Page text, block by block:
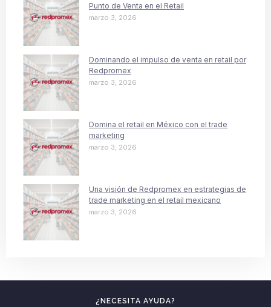
Punto de Venta en el Retail
marzo 3, 2026
Dominando el impulso de venta en retail por
Redpromex
marzo 3, 2026
Domina el retail en México con el trade
marketing
marzo 3, 2026
Una visión de Redpromex en estrategias de
trade marketing en el retail mexicano
marzo 3, 2026
¿NECESITA AYUDA?